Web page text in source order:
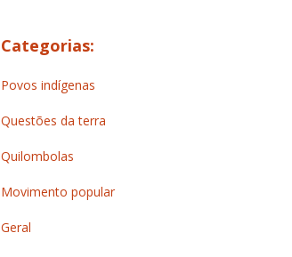
Categorias:
Povos indígenas
Questões da terra
Quilombolas
Movimento popular
Geral